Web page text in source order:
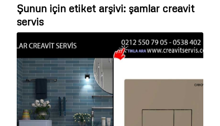
Şunun için etiket arşivi: şamlar creavit
servis